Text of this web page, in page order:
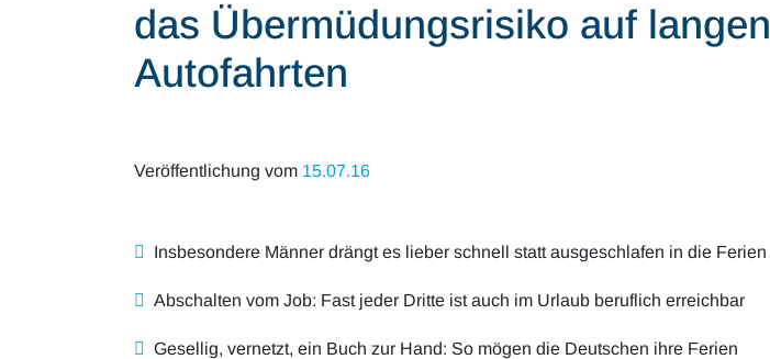
das Übermüdungsrisiko auf langen
Autofahrten
Veröffentlichung vom 15.07.16
Insbesondere Männer drängt es lieber schnell statt ausgeschlafen in die Ferien
Abschalten vom Job: Fast jeder Dritte ist auch im Urlaub beruflich erreichbar
Gesellig, vernetzt, ein Buch zur Hand: So mögen die Deutschen ihre Ferien